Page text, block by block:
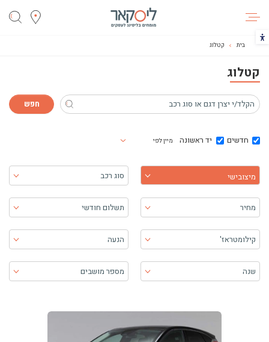
הכפתור משנה את צבעי הקונטרסט
בית קטלוג
קטלוג
חדשים יד ראשונה מיין לפי
בחר יצרן
מיצובישי סוג רכב
מחיר תשלום חודשי
קילומטראז' הנעה
שנה מספר מושבים